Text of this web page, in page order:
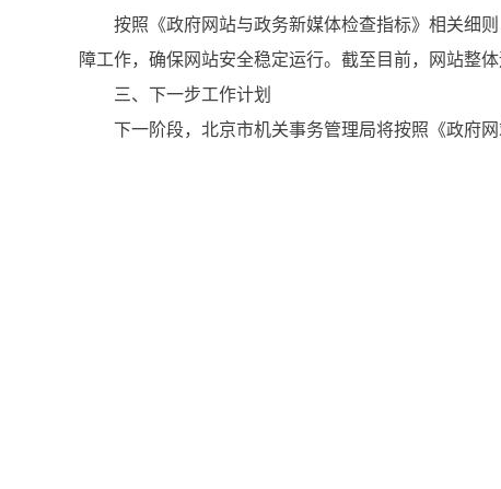
按照《政府网站与政务新媒体检查指标》相关细
障工作，确保网站安全稳定运行。截至目前，网站整
三、下一步工作计划
下一阶段，北京市机关事务管理局将按照《政府